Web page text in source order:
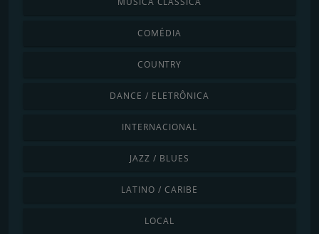
COMÉDIA
COUNTRY
DANCE / ELETRÔNICA
INTERNACIONAL
JAZZ / BLUES
LATINO / CARIBE
LOCAL